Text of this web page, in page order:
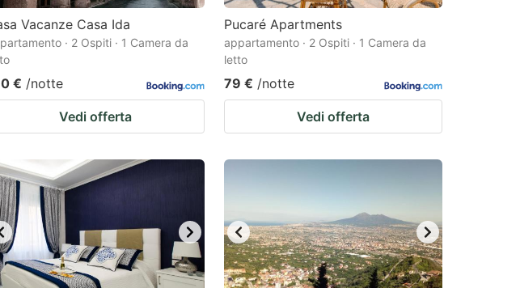
Vacanze Casa Ida
· 2 Ospiti · 1 Camera da
€ /notte
Vedi offerta
Pucaré Apartments
appartamento · 2 Ospiti · 1 Camera da
letto
79 € /notte
Vedi offerta